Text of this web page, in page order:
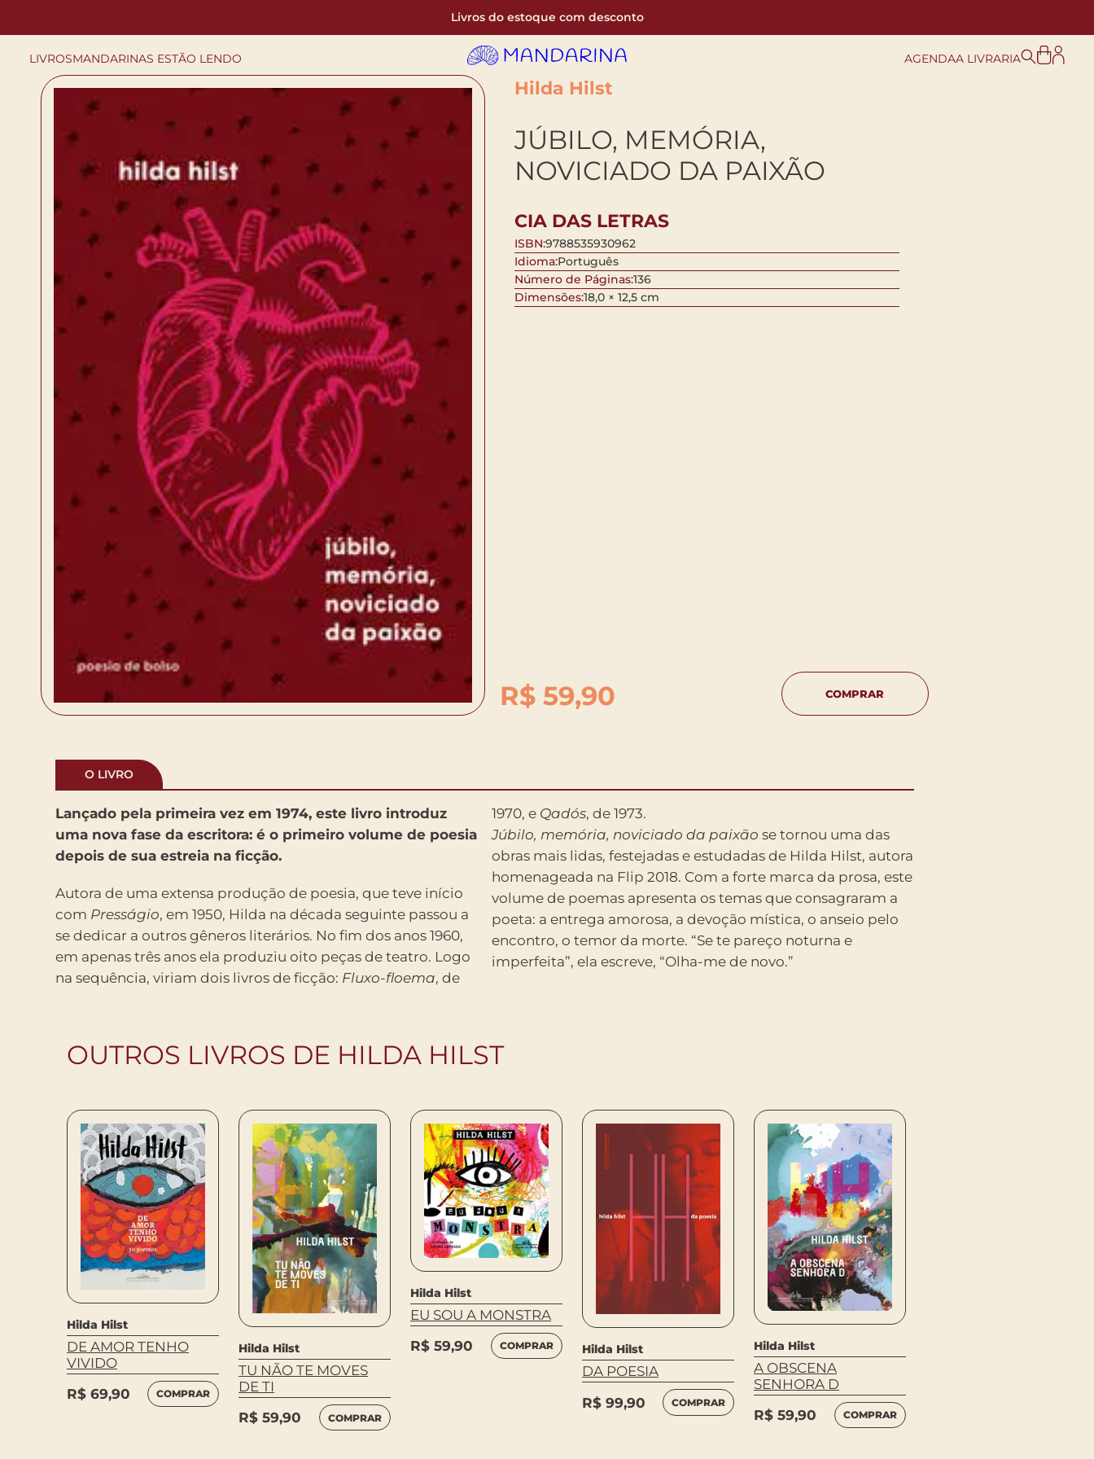
Livros do estoque com desconto
LIVROSMANDARINAS ESTÃO LENDO AGENDAA LIVRARIA
Hilda Hilst
JÚBILO, MEMÓRIA,
NOVICIADO DA PAIXÃO
CIA DAS LETRAS
ISBN:9788535930962
Idioma:Português
Número de Páginas:136
Dimensões:18,0 × 12,5 cm
R$59,90 COMPRAR
O LIVRO
Lançado pela primeira vez em 1974, este livro introduz
uma nova fase da escritora: é o primeiro volume de poesia
depois de sua estreia na ficção.
Autora de uma extensa produção de poesia, que teve início
com Presságio, em 1950, Hilda na década seguinte passou a
se dedicar a outros gêneros literários. No fim dos anos 1960,
em apenas três anos ela produziu oito peças de teatro. Logo
na sequência, viriam dois livros de ficção: Fluxo-floema, de
1970, e Qadós, de 1973.
Júbilo, memória, noviciado da paixão se tornou uma das
obras mais lidas, festejadas e estudadas de Hilda Hilst, autora
homenageada na Flip 2018. Com a forte marca da prosa, este
volume de poemas apresenta os temas que consagraram a
poeta: a entrega amorosa, a devoção mística, o anseio pelo
encontro, o temor da morte. “Se te pareço noturna e
imperfeita”, ela escreve, “Olha-me de novo.”
OUTROS LIVROS DE HILDA HILST
Hilda Hilst
DE AMOR TENHO
VIVIDO
R$ 69,90 COMPRAR
Hilda Hilst
TU NÃO TE MOVES
DE TI
R$ 59,90 COMPRAR
Hilda Hilst
EU SOU A MONSTRA
R$ 59,90 COMPRAR Hilda Hilst
DA POESIA
R$ 99,90 COMPRAR
Hilda Hilst
A OBSCENA
SENHORA D
R$ 59,90 COMPRAR